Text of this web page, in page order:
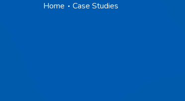
Home Case Studies